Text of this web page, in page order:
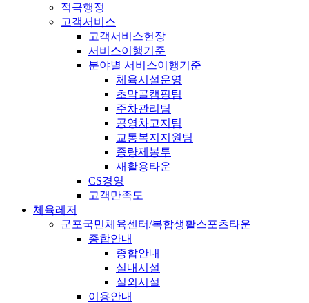
적극행정
고객서비스
고객서비스헌장
서비스이행기준
분야별 서비스이행기준
체육시설운영
초막골캠핑팀
주차관리팀
공영차고지팀
교통복지지원팀
종량제봉투
새활용타운
CS경영
고객만족도
체육레저
군포국민체육센터/복합생활스포츠타운
종합안내
종합안내
실내시설
실외시설
이용안내